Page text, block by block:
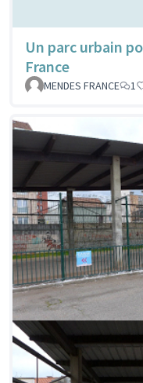
Un parc urbain
France
MENDES FRANCE 1